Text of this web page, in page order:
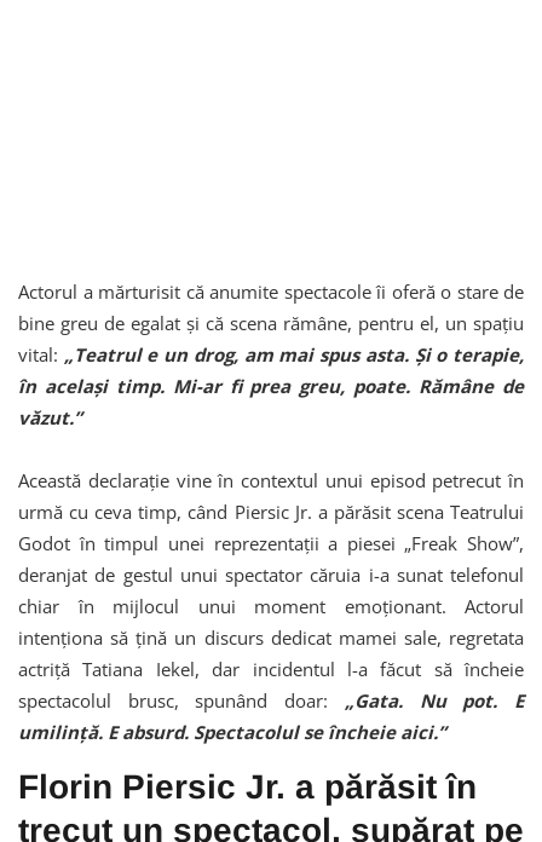
Actorul a mărturisit că anumite spectacole îi oferă o stare de
bine greu de egalat și că scena rămâne, pentru el, un spațiu
vital: „Teatrul e un drog, am mai spus asta. Și o terapie,
în același timp. Mi-ar fi prea greu, poate. Rămâne de
văzut.”
Această declarație vine în contextul unui episod petrecut în
urmă cu ceva timp, când Piersic Jr. a părăsit scena Teatrului
Godot în timpul unei reprezentații a piesei „Freak Show”,
deranjat de gestul unui spectator căruia i-a sunat telefonul
chiar în mijlocul unui moment emoționant. Actorul
intenționa să țină un discurs dedicat mamei sale, regretata
actriță Tatiana Iekel, dar incidentul l-a făcut să încheie
spectacolul brusc, spunând doar: „Gata. Nu pot. E
umilință. E absurd. Spectacolul se încheie aici.”
Florin Piersic Jr. a părăsit în
trecut un spectacol, supărat pe